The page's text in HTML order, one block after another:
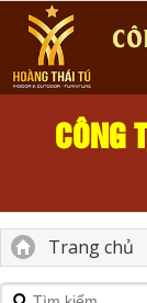
CÔNG
Trang chủ